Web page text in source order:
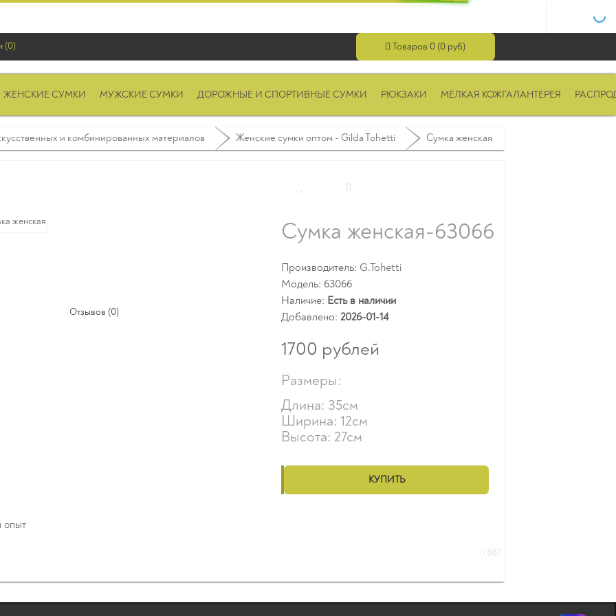
(0) Товаров 0 (0 руб)
ЖЕНСКИЕ СУМКИ МУЖСКИЕ СУМКИ ДОРОЖНЫЕ И СПОРТИВНЫЕ СУМКИ РЮКЗАКИ МЕЛКАЯ КОЖГАЛАНТЕРЕЯ
и комбинированных материалов Женские сумки оптом - Gilda Tohetti Сумка женская
Отзывов (0)
Сумка женская-63066
Производитель: G.Tohetti
Модель: 63066
Наличие: Есть в наличии
Добавлено: 2026-01-14
1700 рублей
Размеры:
Длина: 35см
Ширина: 12см
Высота: 27см
КУПИТЬ
опыт